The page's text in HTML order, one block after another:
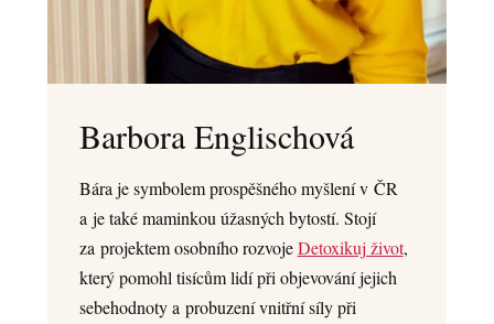
Barbora Englischová
Bára je symbolem prospěšného myšlení v ČR
a je také maminkou úžasných bytostí. Stojí
za projektem osobního rozvojeDetoxikuj život,
který pomohl tisícům lidí při objevování jejich
sebehodnoty a probuzení vnitřní síly při